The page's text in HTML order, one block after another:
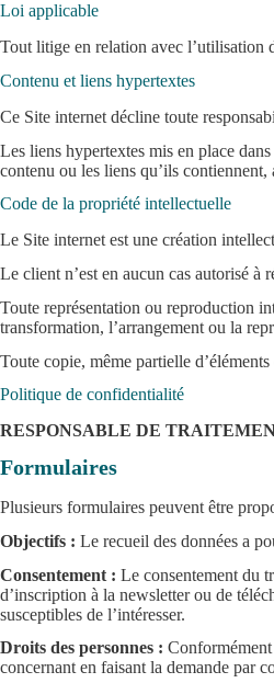
Loi applicable
Tout litige en relation avec l’utilisation
Contenu et liens hypertextes
Ce Site internet décline toute
Les liens hypertextes mis en place
contenu ou les liens qu’ils
Code de la propriété intellectuelle
Le Site internet est une création
Le client n’est en aucun cas autorisé
Toute représentation ou reproduction
transformation, l’arrangement ou la
Toute copie, même partielle
Politique de confidentialité
RESPONSABLE DE
Formulaires
Plusieurs formulaires peuvent être
Objectifs : Le recueil des données a
Consentement : Le consentement du
d’inscription à la newsletter ou de
susceptibles de l’intéresser.
Droits des personnes :
concernant en faisant la demande par